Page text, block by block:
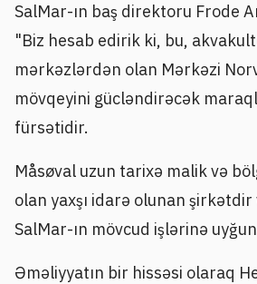
SalMar-ın baş direktoru Frode
"Biz hesab edirik ki, bu,
mərkəzlərdən olan Mərkəzi
mövqeyini gücləndirəcək
fürsətidir.
Måsøval uzun tarixə malik və
olan yaxşı idarə olunan
SalMar-ın mövcud işlərinə
Əməliyyatın bir hissəsi olaraq